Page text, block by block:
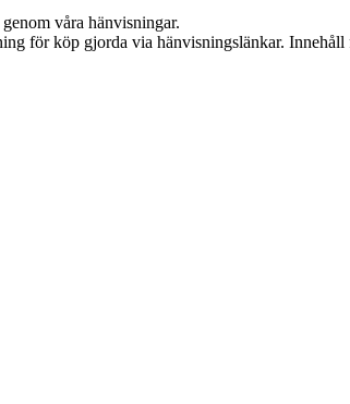
våra hänvisningar.
för köp gjorda via hänvisningslänkar. Innehåll